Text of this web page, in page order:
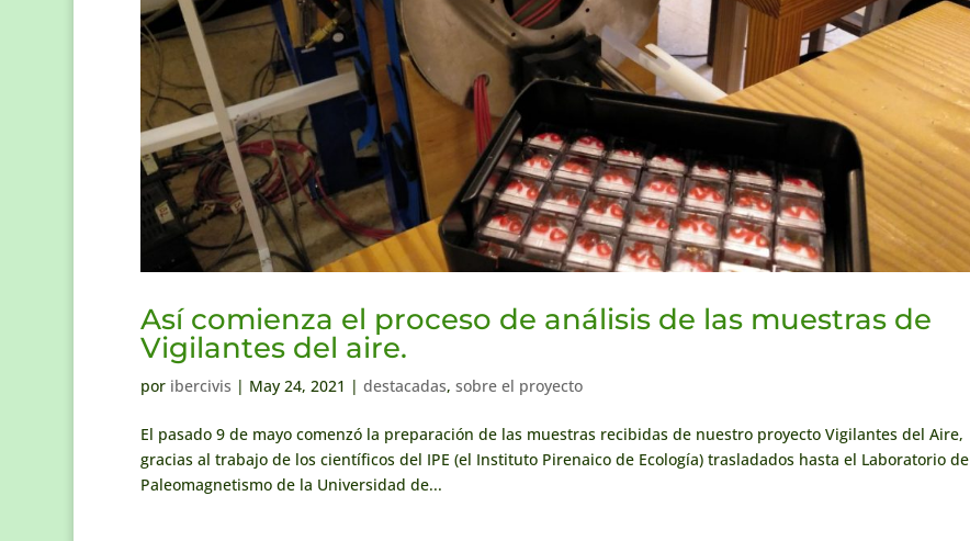
Así comienza el proceso de análisis de las muestras de
Vigilantes del aire.
por ibercivis | May 24, 2021 | destacadas, sobre el proyecto
El pasado 9 de mayo comenzó la preparación de las muestras recibidas de nuestro proyecto Vigilantes del Aire,
gracias al trabajo de los científicos del IPE (el Instituto Pirenaico de Ecología) trasladados hasta el Laboratorio de
Paleomagnetismo de la Universidad de...